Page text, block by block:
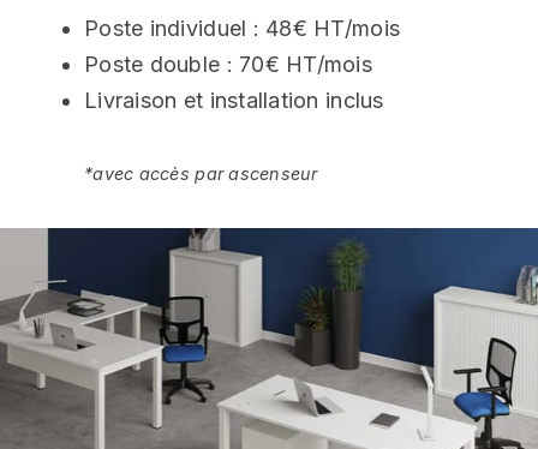
Poste individuel : 48€ HT/mois
Poste double : 70€ HT/mois
Livraison et installation inclus
*avec accès par ascenseur